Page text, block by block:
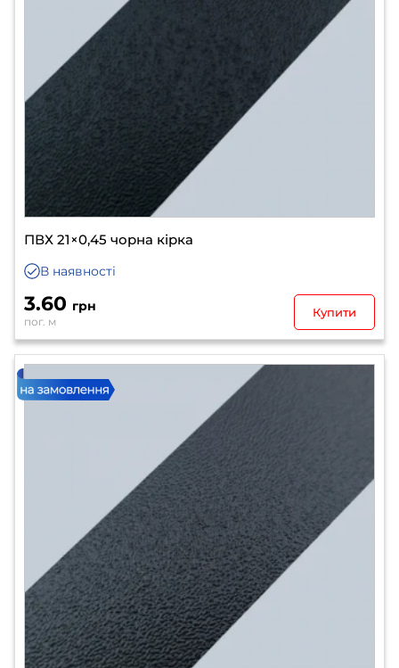
ПВХ 21×0,45 чорна кірка
В наявності
3.60 грн
пог. м
Купити